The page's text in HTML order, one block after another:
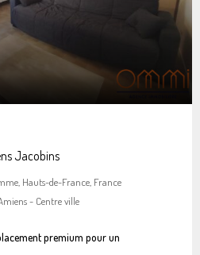
Jacobins
Hauts-de-France, France
- Centre ville
premium pour un